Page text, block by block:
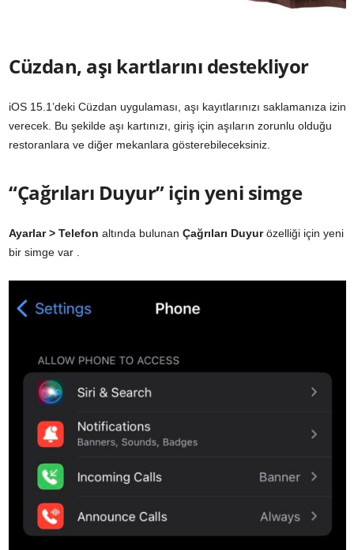
Cüzdan, aşı kartlarını destekliyor
iOS 15.1’deki Cüzdan uygulaması, aşı kayıtlarınızı saklamanıza izin
verecek. Bu şekilde aşı kartınızı, giriş için aşıların zorunlu olduğu
restoranlara ve diğer mekanlara gösterebileceksiniz.
“Çağrıları Duyur” için yeni simge
Ayarlar > Telefon altında bulunan Çağrıları Duyurözelliği için yeni
bir simge var .